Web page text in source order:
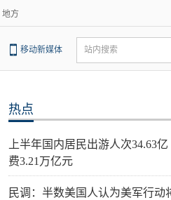
地方
移动新媒体 站内搜索
热点
上半年国内居民出游人次34.63
费3.21万亿元
民调：半数美国人认为美军行动